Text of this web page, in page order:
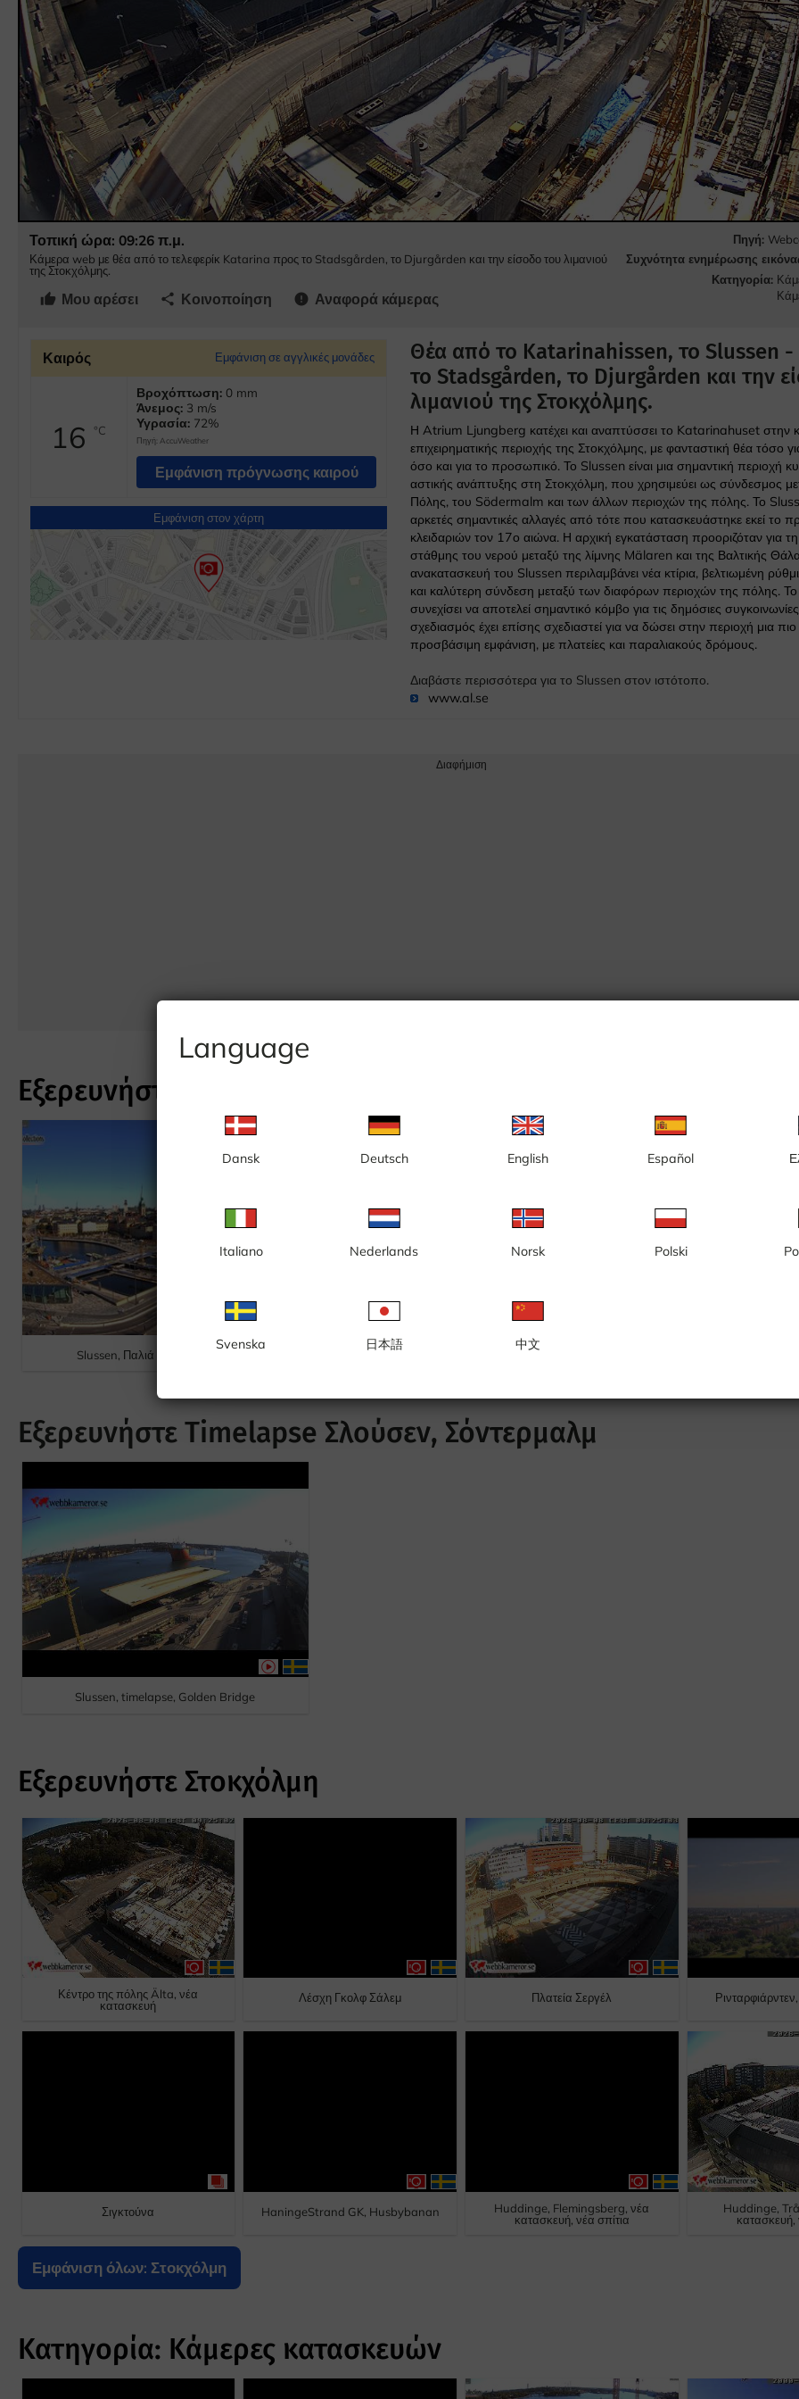
Language
Dansk Deutsch English Español
Italiano Nederlands Norsk Polski
Svenska 日本語 中文
Τοπική ώρα: 09:27 π.μ.
Κάμερα web με θέα από το τελεφερίκ Katarina προς το Stadsgården, το Djurgården και την είσοδο του λιμανιού
της Στοκχόλμης.
thumb_up Μου αρέσει share Κοινοποίηση error Αναφορά κάμερας
Πηγή:
Συχνότητα ενημέρωσης
Κατηγορία:
Καιρός Εμφάνιση σε αγγλικές μονάδες
16°C
Βροχόπτωση: 0 mm
Άνεμος: 3 m/s
Υγρασία: 72%
Πηγή: AccuWeather
Εμφάνιση πρόγνωσης καιρού
Εμφάνιση στον χάρτη
Θέα από το Katarinahissen, το Slussen -
το Stadsgården, το Djurgården και την
λιμανιού της Στοκχόλμης.
Η Atrium Ljungberg κατέχει και αναπτύσσει το Katarinahuset στην
επιχειρηματικής περιοχής της Στοκχόλμης, με φανταστική θέα τόσο για
όσο και για το προσωπικό. Το Slussen είναι μια σημαντική περιοχή
αστικής ανάπτυξης στη Στοκχόλμη, που χρησιμεύει ως σύνδεσμος
Πόλης, του Södermalm και των άλλων περιοχών της πόλης. Το
αρκετές σημαντικές αλλαγές από τότε που κατασκευάστηκε εκεί το
κλειδαριών τον 17ο αιώνα. Η αρχική εγκατάσταση προοριζόταν για
στάθμης του νερού μεταξύ της λίμνης Mälaren και της Βαλτικής
ανακατασκευή του Slussen περιλαμβάνει νέα κτίρια, βελτιωμένη
και καλύτερη σύνδεση μεταξύ των διαφόρων περιοχών της πόλης.
συνεχίσει να αποτελεί σημαντικό κόμβο για τις δημόσιες
σχεδιασμός έχει επίσης σχεδιαστεί για να δώσει στην περιοχή μια πιο
προσβάσιμη εμφάνιση, με πλατείες και παραλιακούς δρόμους.
Διαβάστε περισσότερα για το Slussen στον ιστότοπο.
www.al.se
Διαφήμιση
Εξερευνήστε Σλούσεν, Σόντερμαλμ
Slussen, Παλιά Πόλη, Slussenplan Slussen, Södermalmstorg, Riddarfjärden
Εξερευνήστε Timelapse Σλούσεν, Σόντερμαλμ
Slussen, timelapse, Golden Bridge
Εξερευνήστε Στοκχόλμη
Κέντρο της πόλης Älta, νέα
κατασκευή
Λέσχη Γκολφ Σάλεμ Πλατεία Σεργέλ
Σιγκτούνα HaningeStrand GK, Husbybanan
Huddinge, Flemingsberg, νέα
κατασκευή, νέα σπίτια
Huddinge,
κατασκευή,
Εμφάνιση όλων: Στοκχόλμη
Κατηγορία: Κάμερες κατασκευών